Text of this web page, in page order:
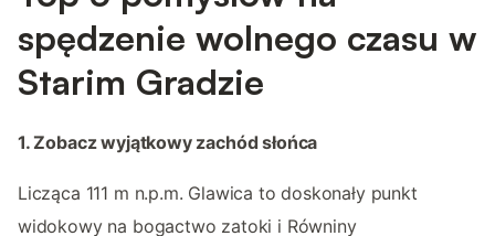
spędzenie wolnego czasu w
Starim Gradzie
1. Zobacz wyjątkowy zachód słońca
Licząca 111 m n.p.m. Glawica to doskonały punkt
widokowy na bogactwo zatoki i Równiny